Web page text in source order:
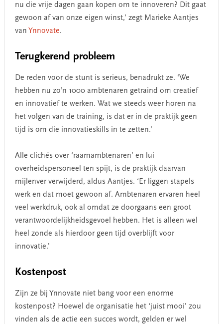
nu die vrije dagen gaan kopen om te innoveren? Dit gaat
gewoon af van onze eigen winst,’ zegt Marieke Aantjes
van Ynnovate.
Terugkerend probleem
De reden voor de stunt is serieus, benadrukt ze. ‘We
hebben nu zo’n 1000 ambtenaren getraind om creatief
en innovatief te werken. Wat we steeds weer horen na
het volgen van de training, is dat er in de praktijk geen
tijd is om die innovatieskills in te zetten.’
Alle clichés over ‘raamambtenaren’ en lui
overheidspersoneel ten spijt, is de praktijk daarvan
mijlenver verwijderd, aldus Aantjes. ‘Er liggen stapels
werk en dat moet gewoon af. Ambtenaren ervaren heel
veel werkdruk, ook al omdat ze doorgaans een groot
verantwoordelijkheidsgevoel hebben. Het is alleen wel
heel zonde als hierdoor geen tijd overblijft voor
innovatie.’
Kostenpost
Zijn ze bij Ynnovate niet bang voor een enorme
kostenpost? Hoewel de organisatie het ‘juist mooi’ zou
vinden als de actie een succes wordt, gelden er wel